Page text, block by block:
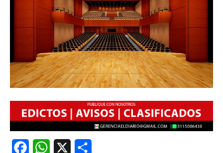
FacebookWhatsApp